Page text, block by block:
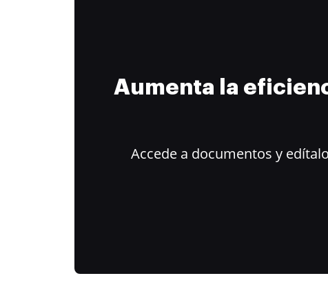
Aumenta la
Accede a documentos y